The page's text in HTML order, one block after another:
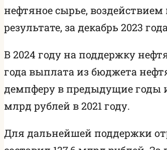
нефтяное сырье,
результате, за декабрь 2023
В 2024 году на поддержку
года выплата из бюджета
демпферу в предыдущие годы
млрд рублей в 2021 году.
Для дальнейшей поддержки